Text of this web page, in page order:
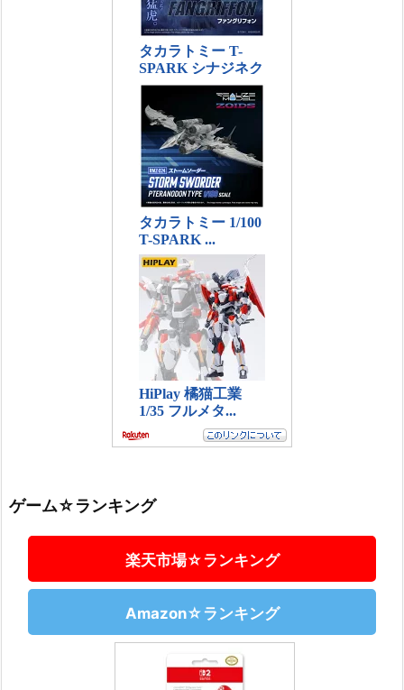
ゲーム☆ランキング
楽天市場☆ランキング
Amazon☆ランキング